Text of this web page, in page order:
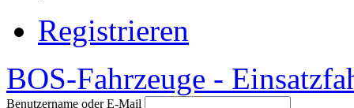
Registrieren
BOS-Fahrzeuge -
Benutzername oder E-Mail